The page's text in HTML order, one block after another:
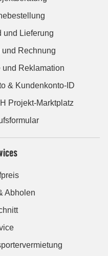
und Lieferung
Rechnung
und Reklamation
& Kundenkonto-ID
Projekt-Marktplatz
Abholen